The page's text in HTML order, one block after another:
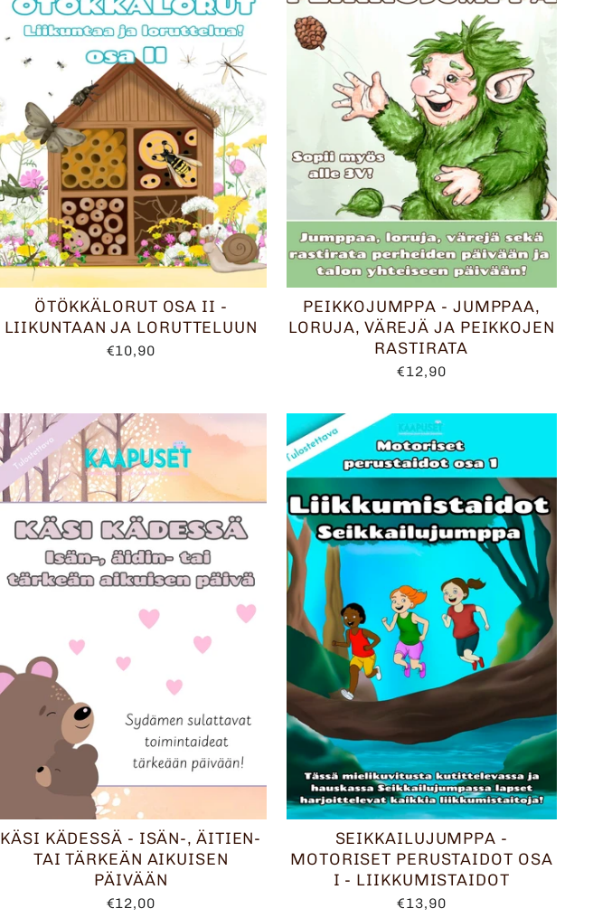
ÖTÖKKÄLORUT OSA II -
LIIKUNTAAN JA LORUTTELUUN
€10,90
PEIKKOJUMPPA - JUMPPAA,
LORUJA, VÄREJÄ JA PEIKKOJEN
RASTIRATA
€12,90
KÄSI KÄDESSÄ - ISÄN-, ÄITIEN-
TAI TÄRKEÄN AIKUISEN
PÄIVÄÄN
€12,00
SEIKKAILUJUMPPA -
MOTORISET PERUSTAIDOT OSA
I - LIIKKUMISTAIDOT
€13,90